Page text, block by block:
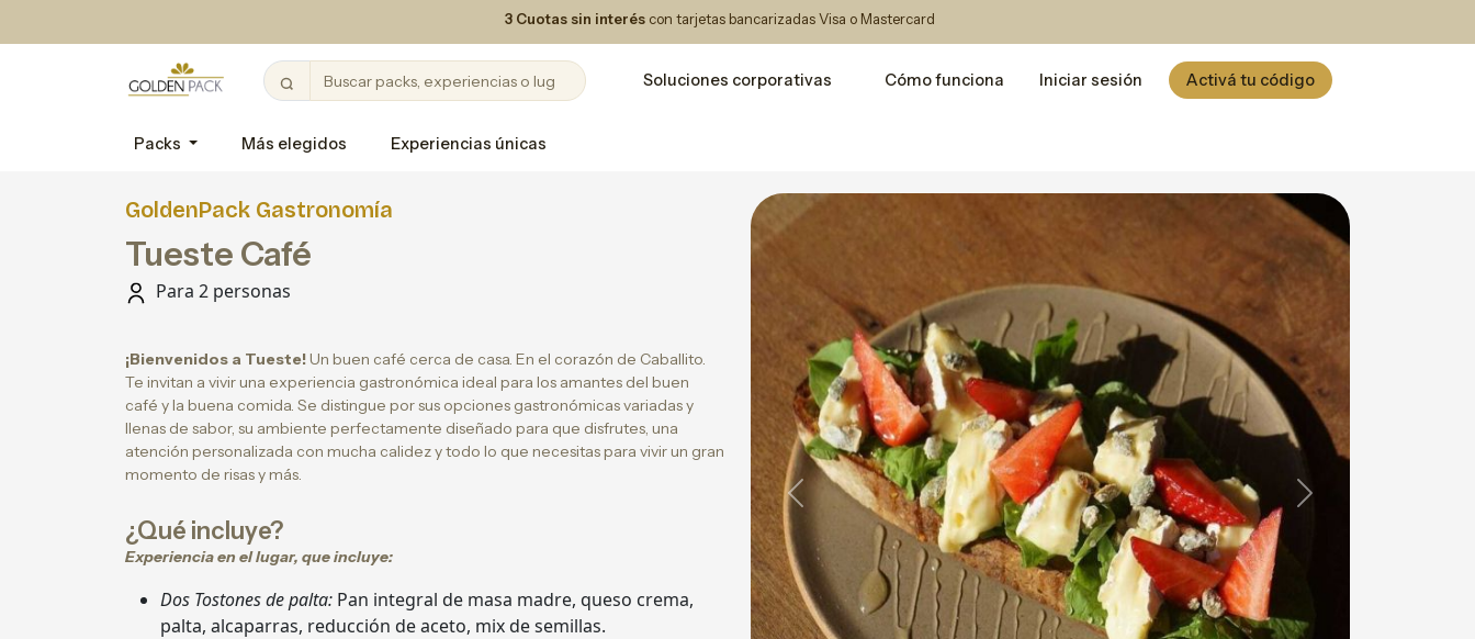
3 Cuotas sin interés con tarjetas bancarizadas Visa o Mastercard
Soluciones corporativas Cómo funciona Iniciar sesión Activá tu código
Packs Más elegidos Experiencias únicas
GoldenPack Gastronomía
Tueste Café
Para 2 personas
¡Bienvenidos a Tueste!Un buen café cerca de casa. En el corazón de Caballito.
Te invitan a vivir una experiencia gastronómica ideal para los amantes del buen
café y la buena comida. Se distingue por sus opciones gastronómicas variadas y
llenas de sabor, su ambiente perfectamente diseñado para que disfrutes, una
atención personalizada con mucha calidez y todo lo que necesitas para vivir un gran
momento de risas y más.
¿Qué incluye?
Experiencia en el lugar, que incluye:
Dos Tostones de palta: Pan integral de masa madre, queso crema,
palta, alcaparras, reducción de aceto, mix de semillas.
Previous Next